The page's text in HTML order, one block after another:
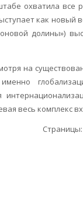
охватила все
как новый
долины»)
на
весь комплекс
Страницы: